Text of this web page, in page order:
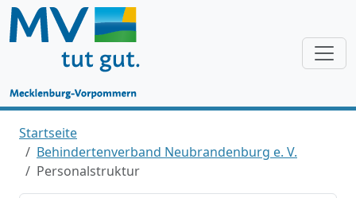
Startseite
Behindertenverband Neubrandenburg e. V.
Personalstruktur